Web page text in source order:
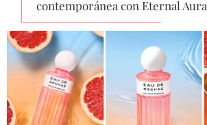
contemporánea con Eternal Aura